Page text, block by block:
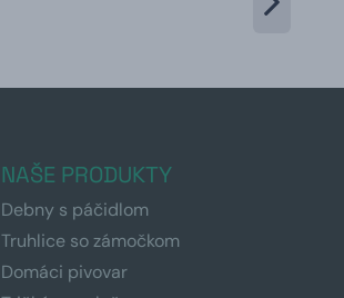
NAŠE PRODUKTY
Debny s páčidlom
Truhlice so zámočkom
Domáci pivovar